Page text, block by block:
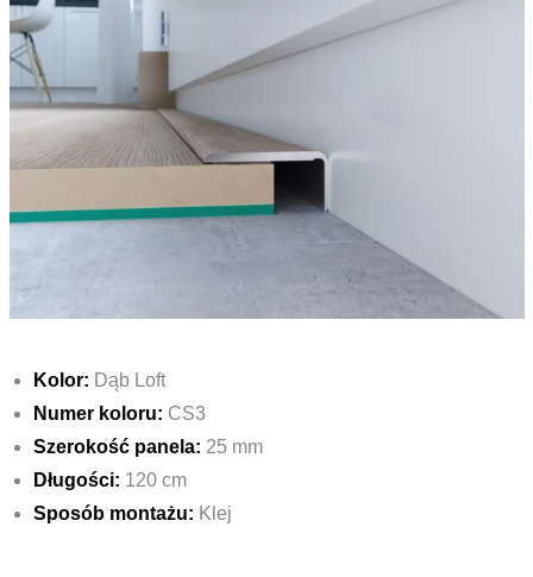
Kolor: Dąb Loft
Numer koloru: CS3
Szerokość panela: 25 mm
Długości: 120 cm
Sposób montażu: Klej